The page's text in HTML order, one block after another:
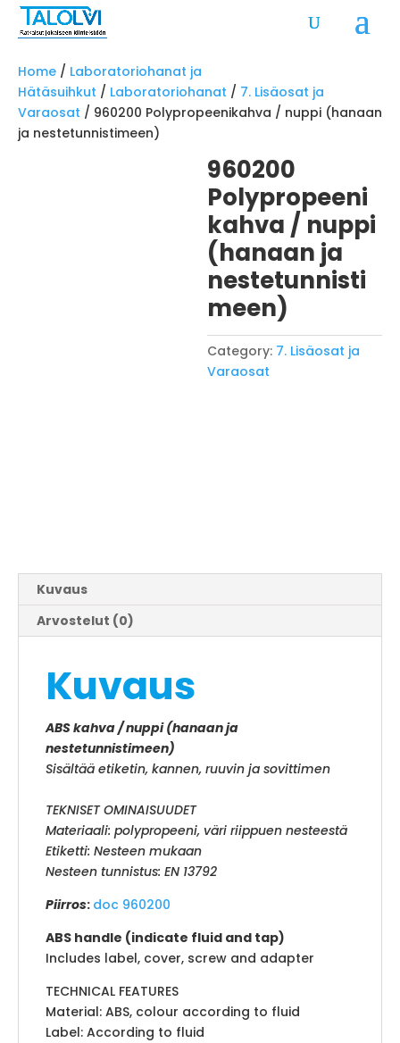
Home / Laboratoriohanat ja
Hätäsuihkut / Laboratoriohanat / 7. Lisäosat ja
Varaosat / 960200 Polypropeenikahva / nuppi (hanaan
ja nestetunnistimeen)
960200
Polypropeeni
kahva / nuppi
(hanaan ja
nestetunnisti
meen)
Category: 7. Lisäosat ja
Varaosat
Kuvaus
Arvostelut (0)
Kuvaus
ABS kahva / nuppi (hanaan ja
nestetunnistimeen)
Sisältää etiketin, kannen, ruuvin ja sovittimen
TEKNISET OMINAISUUDET
Materiaali: polypropeeni, väri riippuen nesteestä
Etiketti: Nesteen mukaan
Nesteen tunnistus: EN 13792
Piirros: doc 960200
ABS handle (indicate fluid and tap)
Includes label, cover, screw and adapter
TECHNICAL FEATURES
Material: ABS, colour according to fluid
Label: According to fluid